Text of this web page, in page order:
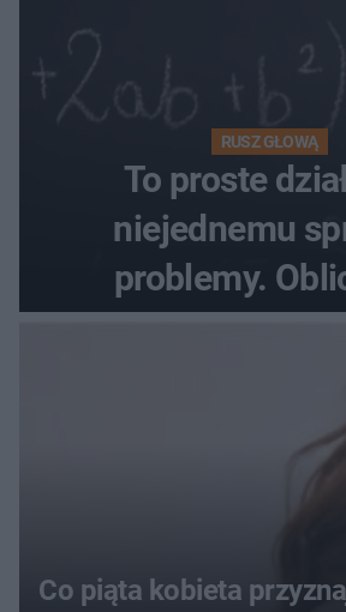
RUSZ GŁOWĄ
To proste
niejednemu
problemy.
poprawnie, ile
Co piąta kobieta